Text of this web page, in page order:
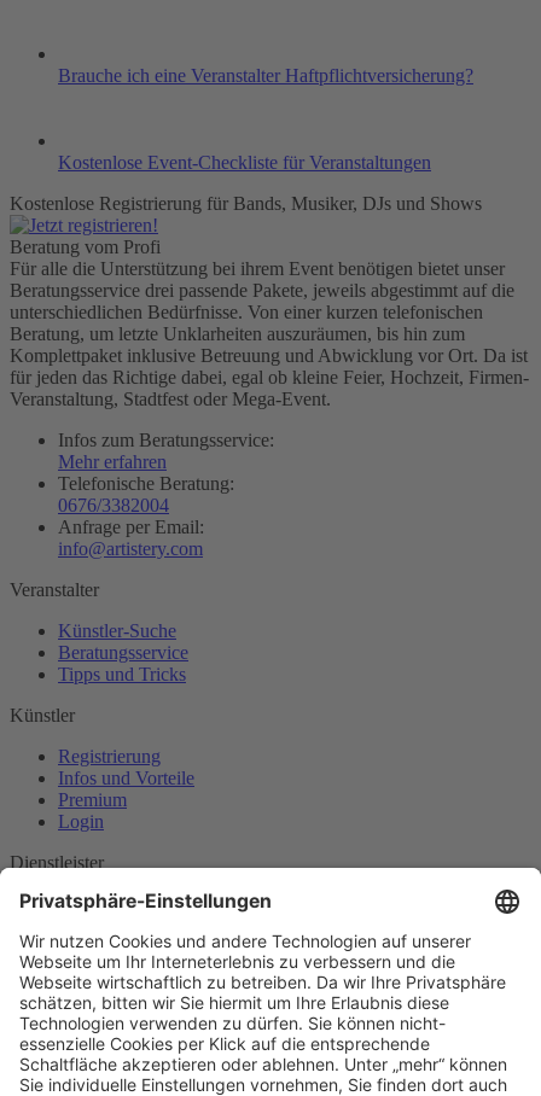
Brauche ich eine Veranstalter Haftpflichtversicherung?
Kostenlose Event-Checkliste für Veranstaltungen
Kostenlose Registrierung für Bands, Musiker, DJs und Shows
Beratung vom Profi
Für alle die Unterstützung bei ihrem Event benötigen bietet unser
Beratungsservice drei passende Pakete, jeweils abgestimmt auf die
unterschiedlichen Bedürfnisse. Von einer kurzen telefonischen
Beratung, um letzte Unklarheiten auszuräumen, bis hin zum
Komplettpaket inklusive Betreuung und Abwicklung vor Ort. Da ist
für jeden das Richtige dabei, egal ob kleine Feier, Hochzeit, Firmen-
Veranstaltung, Stadtfest oder Mega-Event.
Infos zum Beratungsservice:
Mehr erfahren
Telefonische Beratung:
0676/3382004
Anfrage per Email:
info@artistery.com
Veranstalter
Künstler-Suche
Beratungsservice
Tipps und Tricks
Künstler
Registrierung
Infos und Vorteile
Premium
Login
Dienstleister
Entdecken
INFOS
Mehr Erfahren
Häufige Fragen
AGB
Kontakt & Mehr